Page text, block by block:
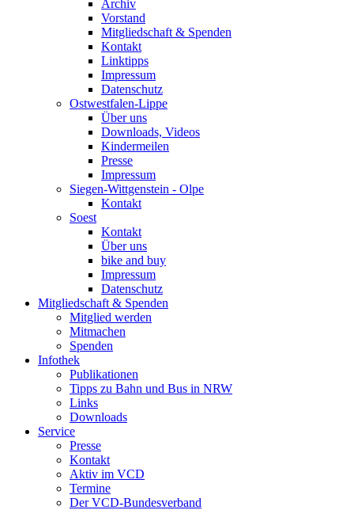
Archiv
Vorstand
Mitgliedschaft & Spenden
Kontakt
Linktipps
Impressum
Datenschutz
Ostwestfalen-Lippe
Über uns
Downloads, Videos
Kindermeilen
Presse
Impressum
Siegen-Wittgenstein - Olpe
Kontakt
Soest
Kontakt
Über uns
bike and buy
Impressum
Datenschutz
Mitgliedschaft & Spenden
Mitglied werden
Mitmachen
Spenden
Infothek
Publikationen
Tipps zu Bahn und Bus in NRW
Links
Downloads
Service
Presse
Kontakt
Aktiv im VCD
Termine
Der VCD-Bundesverband